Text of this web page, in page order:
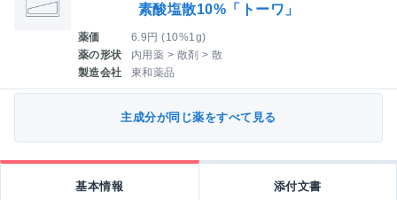
素酸塩散10%「トーワ」
薬価
6.9円 (10%1g)
薬の形状
内用薬 > 散剤 > 散
製造会社
東和薬品
主成分が同じ薬をすべて見る
基本情報 添付文書